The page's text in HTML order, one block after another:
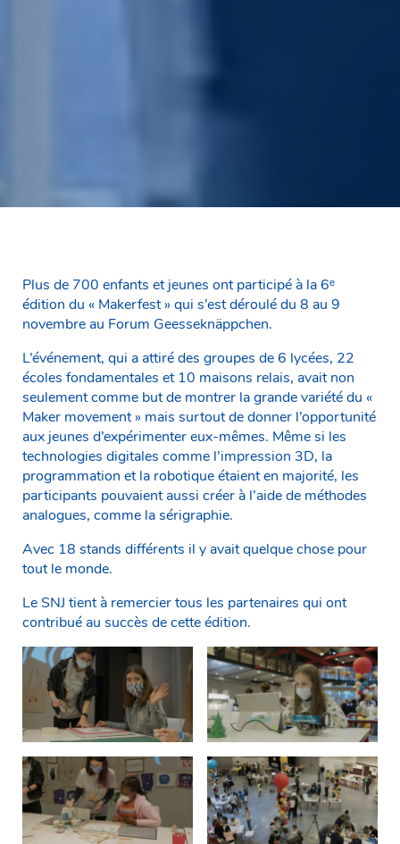
Plus de 700 enfants et jeunes ont participé à la 6ᵉ
édition du « Makerfest » qui s’est déroulé du 8 au 9
novembre au Forum Geesseknäppchen.
L’événement, qui a attiré des groupes de 6 lycées, 22
écoles fondamentales et 10 maisons relais, avait non
seulement comme but de montrer la grande variété du «
Maker movement » mais surtout de donner l’opportunité
aux jeunes d’expérimenter eux-mêmes. Même si les
technologies digitales comme l’impression 3D, la
programmation et la robotique étaient en majorité, les
participants pouvaient aussi créer à l’aide de méthodes
analogues, comme la sérigraphie.
Avec 18 stands différents il y avait quelque chose pour
tout le monde.
Le SNJ tient à remercier tous les partenaires qui ont
contribué au succès de cette édition.